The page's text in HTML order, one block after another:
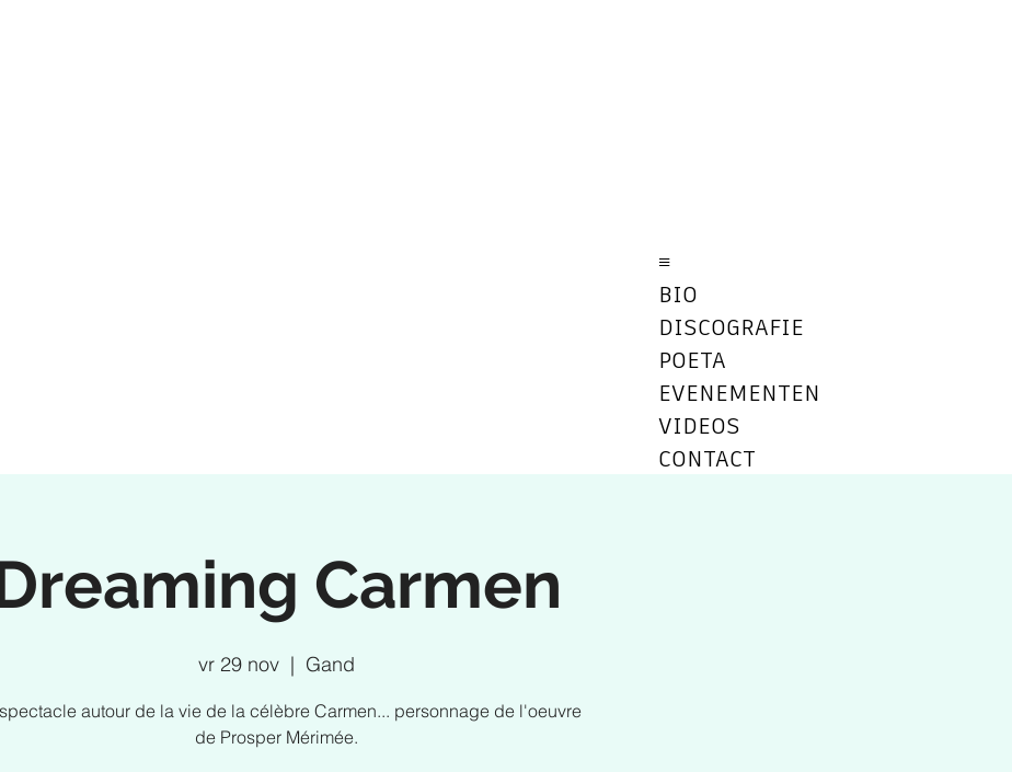
≡
BIO
DISCOGRAFIE
POETA
EVENEMENTEN
VIDEOS
CONTACT
Carmen
vr 29 nov
  |
Gand
autour de la vie de la célèbre Carmen... personnage de l'oeuvre
de Prosper Mérimée.